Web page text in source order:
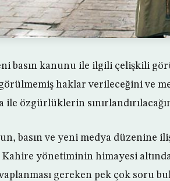
basın kanunu ile ilgili çelişkili
haklar verileceğini ve
ile özgürlüklerin
basın ve yeni medya düzenine
yönetiminin himayesi
gereken pek çok soru